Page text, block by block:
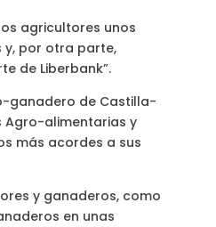
agricultores unos
y, por otra parte,
de Liberbank”.
ganadero de Castilla-
Agro-alimentarias y
más acordes a sus
y ganaderos, como
en unas